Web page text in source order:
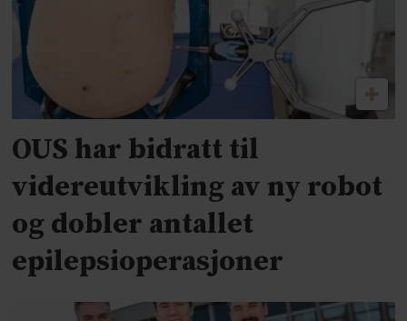
OUS har bidratt til
videreutvikling av ny robot
og dobler antallet
epilepsioperasjoner